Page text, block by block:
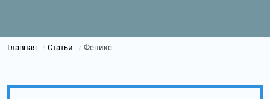
Главная / Статьи / Феникс